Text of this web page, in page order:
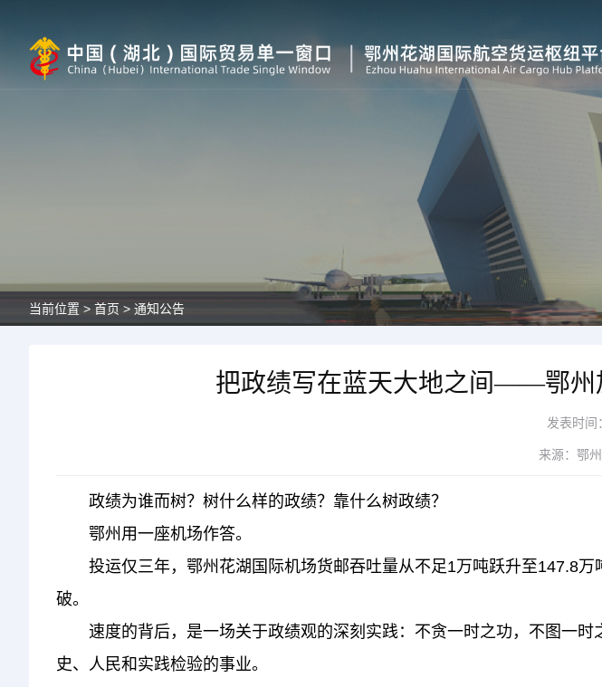
当前位置 > 首页 > 通知公告
把政绩写在蓝天大地之间——鄂州
发表时间
来源：鄂
政绩为谁而树？树什么样的政绩？靠什么树政绩？
鄂州用一座机场作答。
投运仅三年，鄂州花湖国际机场货邮吞吐量从不足1万吨跃升至147.8万
破。
速度的背后，是一场关于政绩观的深刻实践：不贪一时之功，不图一时
史、人民和实践检验的事业。